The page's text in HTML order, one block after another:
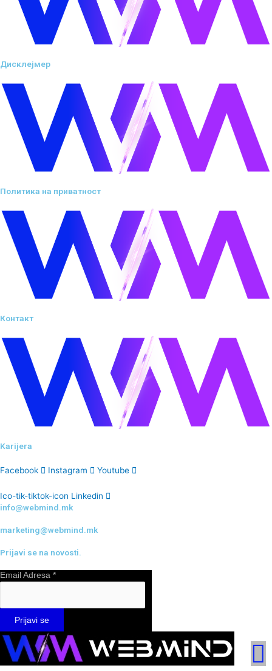
Дисклејмер
Политика на приватност
Контакт
Karijera
Facebook Instagram Youtube
Ico-tik-tiktok-icon Linkedin
info@webmind.mk
marketing@webmind.mk
Prijavi se na novosti.
Email Adresa *